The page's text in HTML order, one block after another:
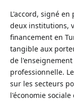
L'accord, signé
deux institutions,
financement en
tangible aux
de
professionnelle.
sur les secteurs
l'économie